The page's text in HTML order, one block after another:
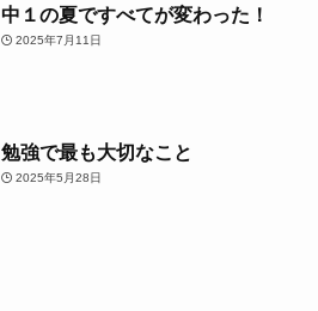
中１の夏ですべてが変わった！
2025年7月11日
勉強で最も大切なこと
2025年5月28日